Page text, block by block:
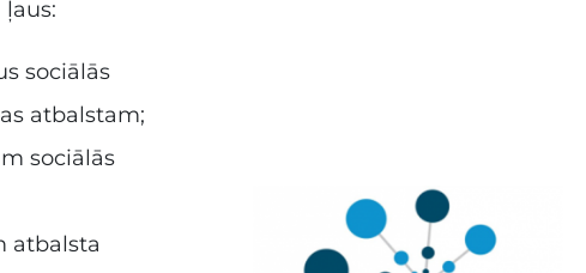
sociālās
atbalstam;
sociālās
atbalsta